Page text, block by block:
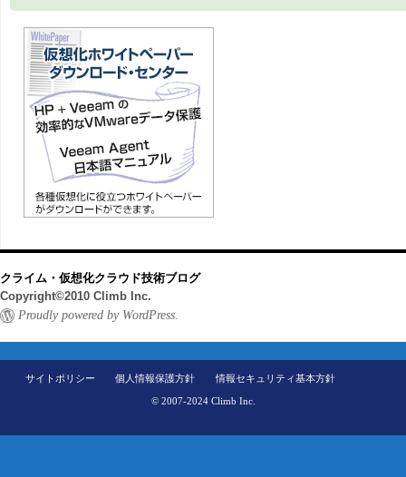
クライム・仮想化クラウド技術ブログ
Copyright©2010 Climb Inc.
Proudly powered by WordPress.
サイトポリシー 個人情報保護方針 情報セキュリティ基本方針
© 2007-2024 Climb Inc.